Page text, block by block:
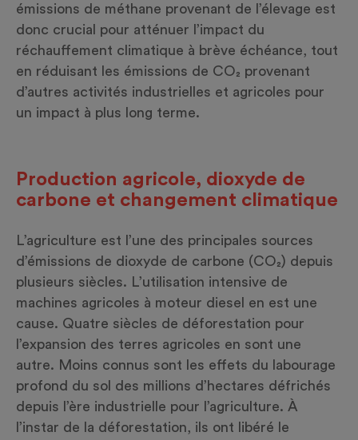
émissions de méthane provenant de l’élevage est
donc crucial pour atténuer l’impact du
réchauffement climatique à brève échéance, tout
en réduisant les émissions de CO₂ provenant
d’autres activités industrielles et agricoles pour
un impact à plus long terme.
Production agricole, dioxyde de
carbone et changement climatique
L’agriculture est l’une des principales sources
d’émissions de dioxyde de carbone (CO₂) depuis
plusieurs siècles. L’utilisation intensive de
machines agricoles à moteur diesel en est une
cause. Quatre siècles de déforestation pour
l’expansion des terres agricoles en sont une
autre. Moins connus sont les effets du labourage
profond du sol des millions d’hectares défrichés
depuis l’ère industrielle pour l’agriculture. À
l’instar de la déforestation, ils ont libéré le